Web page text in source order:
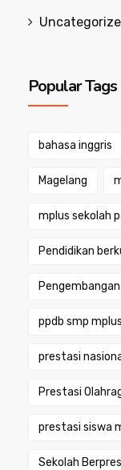
Popular Tags
bahasa inggris
Magelang
mplus sekolah
Pendidikan
ppdb smp
prestasi
Prestasi
prestasi siswa
Sekolah